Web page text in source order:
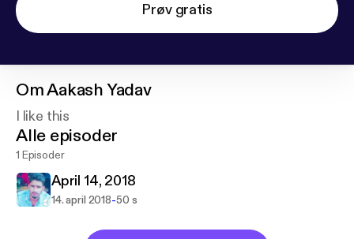
Prøv gratis
OmAakash Yadav
I like this
Alle episoder
1 Episoder
April 14, 2018
14. april 2018-50 s